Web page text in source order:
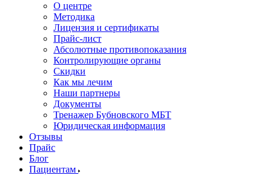
О центре
Методика
Лицензия и сертификаты
Прайс-лист
Абсолютные противопоказания
Контролирующие органы
Скидки
Как мы лечим
Наши партнеры
Документы
Тренажер Бубновского МБТ
Юридическая информация
Отзывы
Прайс
Блог
Пациентам